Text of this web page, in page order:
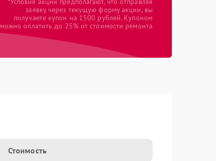
заявку через текущую форму акции, вы
получаете купон на 1500 рублей. Купоном
можно оплатить до 25% от стоимости ремонта
Стоимость